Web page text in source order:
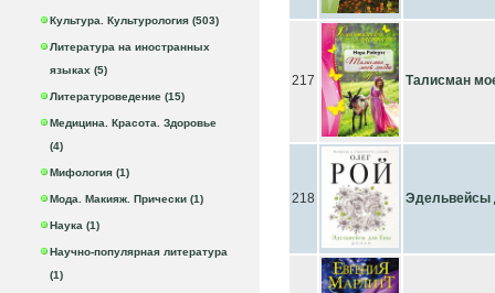
Культура. Культурология (503)
Литература на иностранных
языках (5)
Литературоведение (15)
Медицина. Красота. Здоровье
(4)
Мифология (1)
Мода. Макияж. Прически (1)
Наука (1)
Научно-популярная литература
(1)
217 Талисман
218 Эдельвейсы